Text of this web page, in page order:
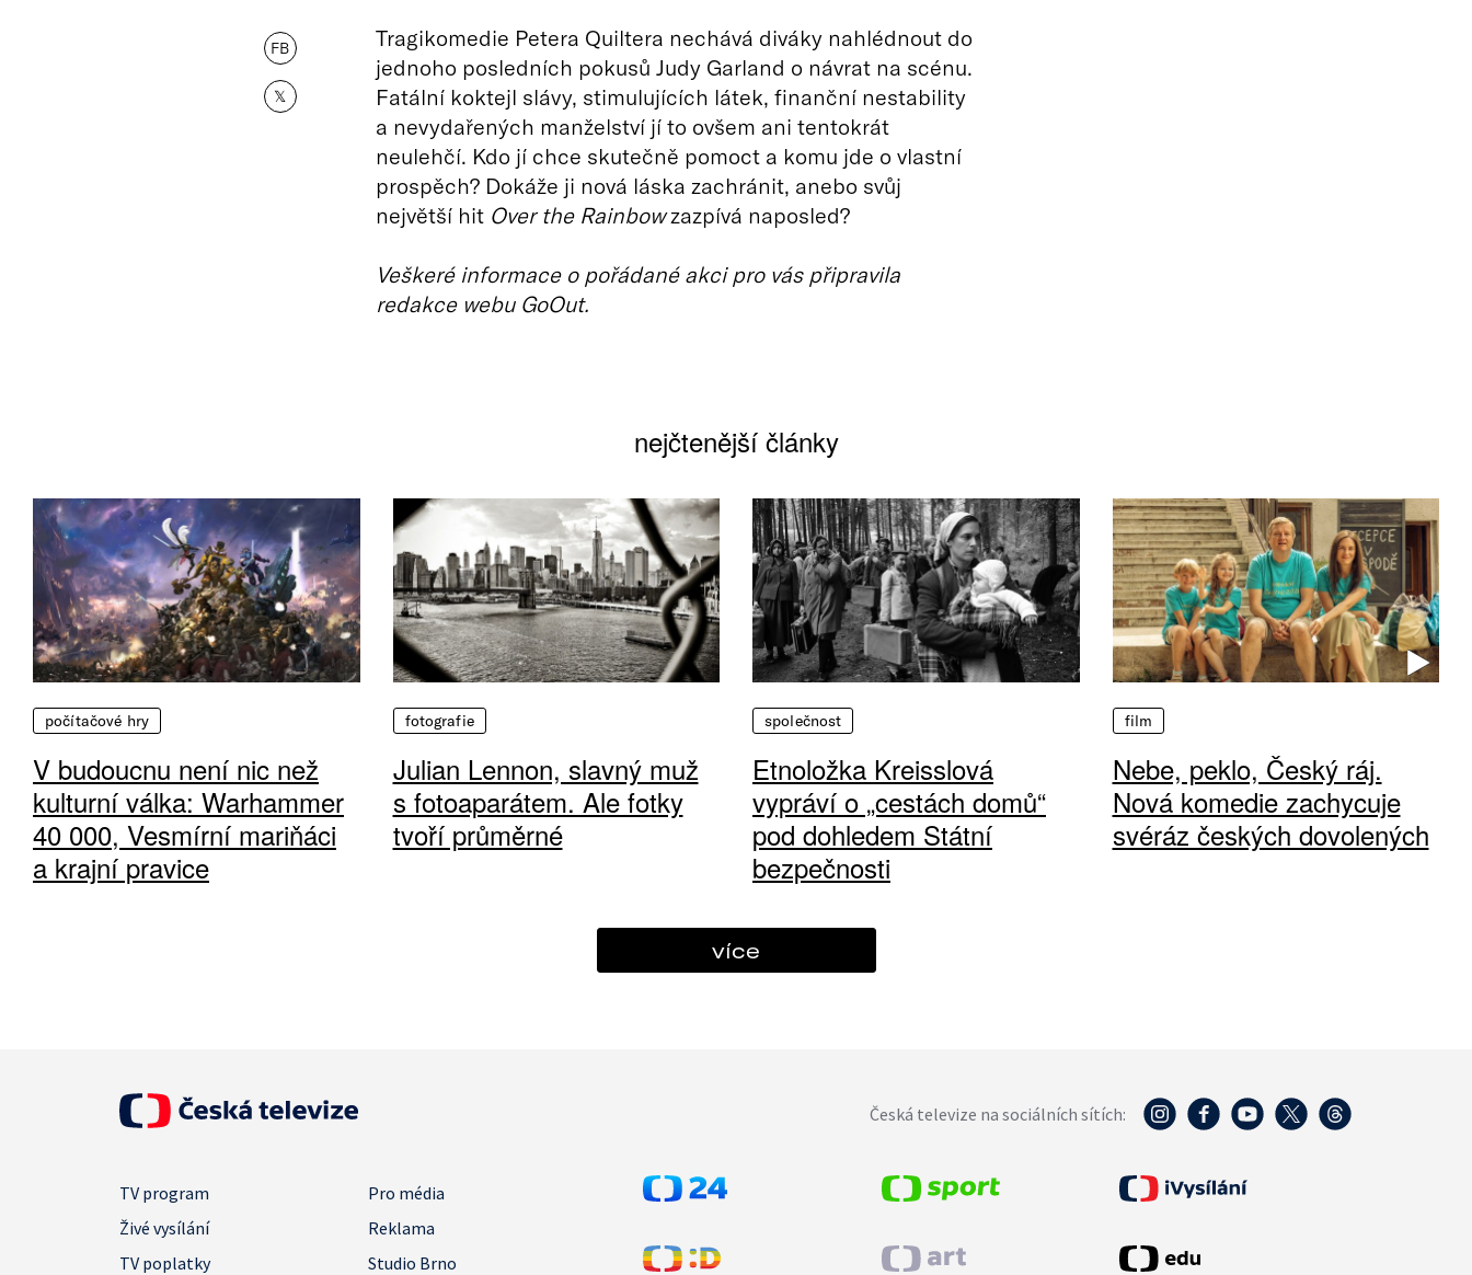
FB
𝕏
Tragikomedie Petera Quiltera nechává diváky nahlédnout do
jednoho posledních pokusů Judy Garland o návrat na scénu.
Fatální koktejl slávy, stimulujících látek, finanční nestability
a nevydařených manželství jí to ovšem ani tentokrát
neulehčí. Kdo jí chce skutečně pomoct a komu jde o vlastní
prospěch? Dokáže ji nová láska zachránit, anebo svůj
největší hit Over the Rainbowzazpívá naposled?
Veškeré informace o pořádané akci pro vás připravila
redakce webu GoOut.
nejčtenější články
počítačové hry
V budoucnu není nic než
kulturní válka: Warhammer
40 000, Vesmírní mariňáci
a krajní pravice
fotografie
Julian Lennon, slavný muž
s fotoaparátem. Ale fotky
tvoří průměrné
společnost
Etnoložka Kreisslová
vypráví o „cestách domů“
pod dohledem Státní
bezpečnosti
film
Nebe, peklo, Český ráj.
Nová komedie zachycuje
svéráz českých dovolených
více
Česká televize na sociálních sítích:
TV program
Pro média
Živé vysílání
Reklama
TV poplatky
Studio Brno